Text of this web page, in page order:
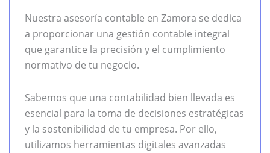
Nuestra asesoría contable en Zamora se dedica
a proporcionar una gestión contable integral
que garantice la precisión y el cumplimiento
normativo de tu negocio.
Sabemos que una contabilidad bien llevada es
esencial para la toma de decisiones estratégicas
y la sostenibilidad de tu empresa. Por ello,
utilizamos herramientas digitales avanzadas